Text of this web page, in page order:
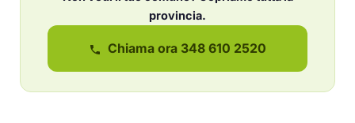
provincia.
Chiama ora 348 610 2520